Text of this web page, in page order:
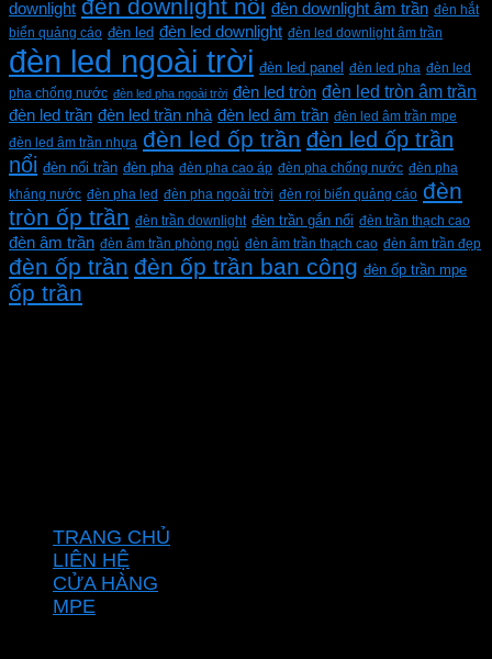
downlight đèn downlight nổi đèn downlight âm trần đèn hắt
biển quảng cáo đèn led đèn led downlight đèn led downlight âm trần
đèn led ngoài trời đèn led panel đèn led pha đèn led
pha chống nước đèn led pha ngoài trời đèn led tròn đèn led tròn âm trần
đèn led trần đèn led trần nhà đèn led âm trần đèn led âm trần mpe
đèn led âm trần nhựa đèn led ốp trần đèn led ốp trần
nổi đèn nổi trần đèn pha đèn pha cao áp đèn pha chống nước đèn pha
kháng nước đèn pha led đèn pha ngoài trời đèn rọi biển quảng cáo đèn
tròn ốp trần đèn trần downlight đèn trần gắn nổi đèn trần thạch cao
đèn âm trần đèn âm trần phòng ngủ đèn âm trần thạch cao đèn âm trần đẹp
đèn ốp trần đèn ốp trần ban công đèn ốp trần mpe
ốp trần
TRANG CHỦ
LIÊN HỆ
CỬA HÀNG
MPE